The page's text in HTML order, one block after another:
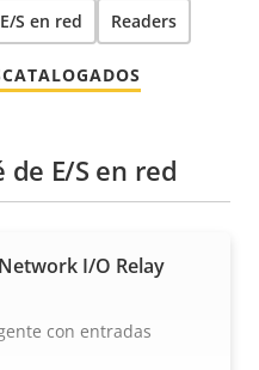
S en red Readers
E/S en red
I/O Relay
con entradas